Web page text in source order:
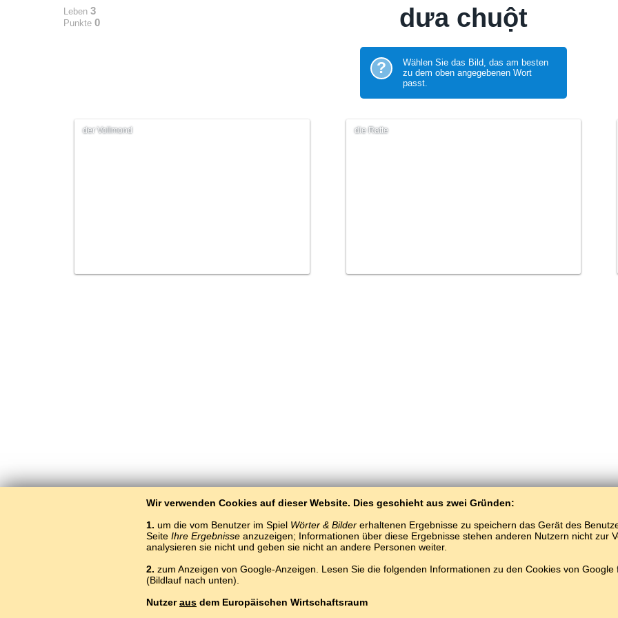
Wir verwenden Cookies auf dieser Website. Dies geschieht aus zwei Gründen:
1. um die vom Benutzer im Spiel Wörter & Bildererhaltenen Ergebnisse zu speichern das Gerät des
Seite Ihre Ergebnisse anzuzeigen; Informationen über diese Ergebnisse stehen anderen Nutzern nicht zur
analysieren sie nicht und geben sie nicht an andere Personen weiter.
2. zum Anzeigen von Google-Anzeigen. Lesen Sie die folgenden Informationen zu den Cookies von
(Bildlauf nach unten).
Nutzeraus dem Europäischen Wirtschaftsraum
Leben 3
Punkte 0 dưa chuột
?
Wählen Sie das Bild, das am besten
zu dem oben angegebenen Wort
passt.
der Vollmond die Ratte
BaltoSlav/ Worte und Bilder/ Vietnamesisch in Bildern